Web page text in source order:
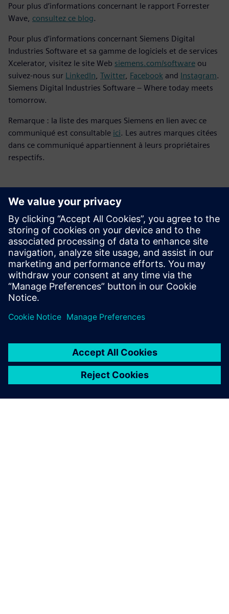
Pour plus d’informations concernant le rapport Forrester
Wave, consultez ce blog.
Pour plus d’informations concernant Siemens Digital
Industries Software et sa gamme de logiciels et de services
Xcelerator, visitez le site Web siemens.com/software ou
suivez-nous sur LinkedIn Twitter, Facebook and Instagram.
Siemens Digital Industries Software – Where today meets
tomorrow.
Remarque : la liste des marques Siemens en lien avec ce
communiqué est consultable ici. Les autres marques citées
dans ce communiqué appartiennent à leurs propriétaires
respectifs.
Contacts presse
Service RP de Siemens Digital Industries Software
E-mail : press.software.sisw@siemens.com